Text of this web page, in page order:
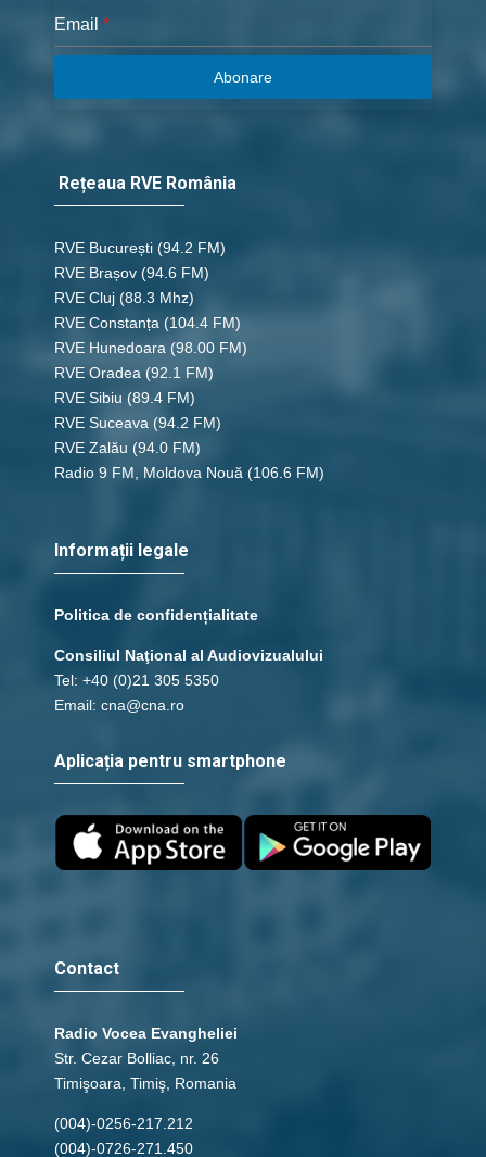
Email *
Abonare
Rețeaua RVE România
RVE București (94.2 FM)
RVE Brașov (94.6 FM)
RVE Cluj (88.3 Mhz)
RVE Constanța (104.4 FM)
RVE Hunedoara (98.00 FM)
RVE Oradea (92.1 FM)
RVE Sibiu (89.4 FM)
RVE Suceava (94.2 FM)
RVE Zalău (94.0 FM)
Radio 9 FM, Moldova Nouă (106.6 FM)
Informații legale
Politica de confidențialitate
Consiliul Naţional al Audiovizualului
Tel: +40 (0)21 305 5350
Email: cna@cna.ro
Aplicația pentru smartphone
Contact
Radio Vocea Evangheliei
Str. Cezar Bolliac, nr. 26
Timişoara, Timiş, Romania
(004)-0256-217.212
(004)-0726-271.450